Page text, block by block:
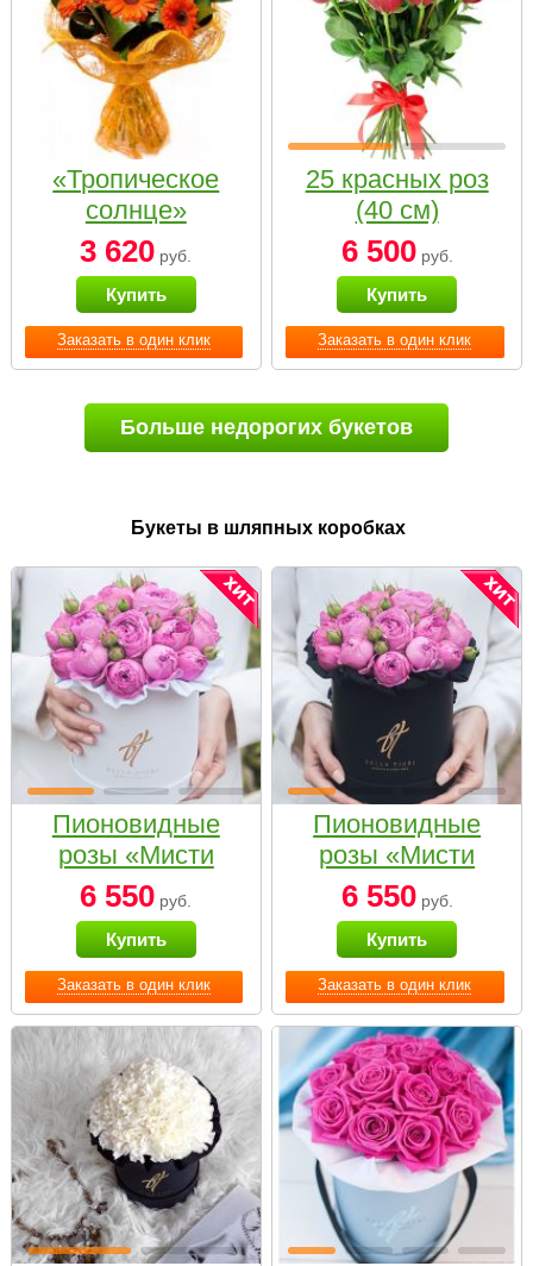
Заказать в один клик
«Тропическое
солнце»
3 620 руб.
Купить
Заказать в один клик
25 красных роз
(40 см)
6 500руб.
Купить
Больше недорогих букетов
Букеты в шляпных коробках
Заказать в один клик
Пионовидные
розы «Мисти
бабблс» в белой
коробке Small
6 550 руб.
Купить
Заказать в один клик
Пионовидные
розы «Мисти
бабблс» в
черной коробке
Small
6 550руб.
Купить